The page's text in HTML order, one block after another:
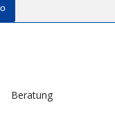
Beratung